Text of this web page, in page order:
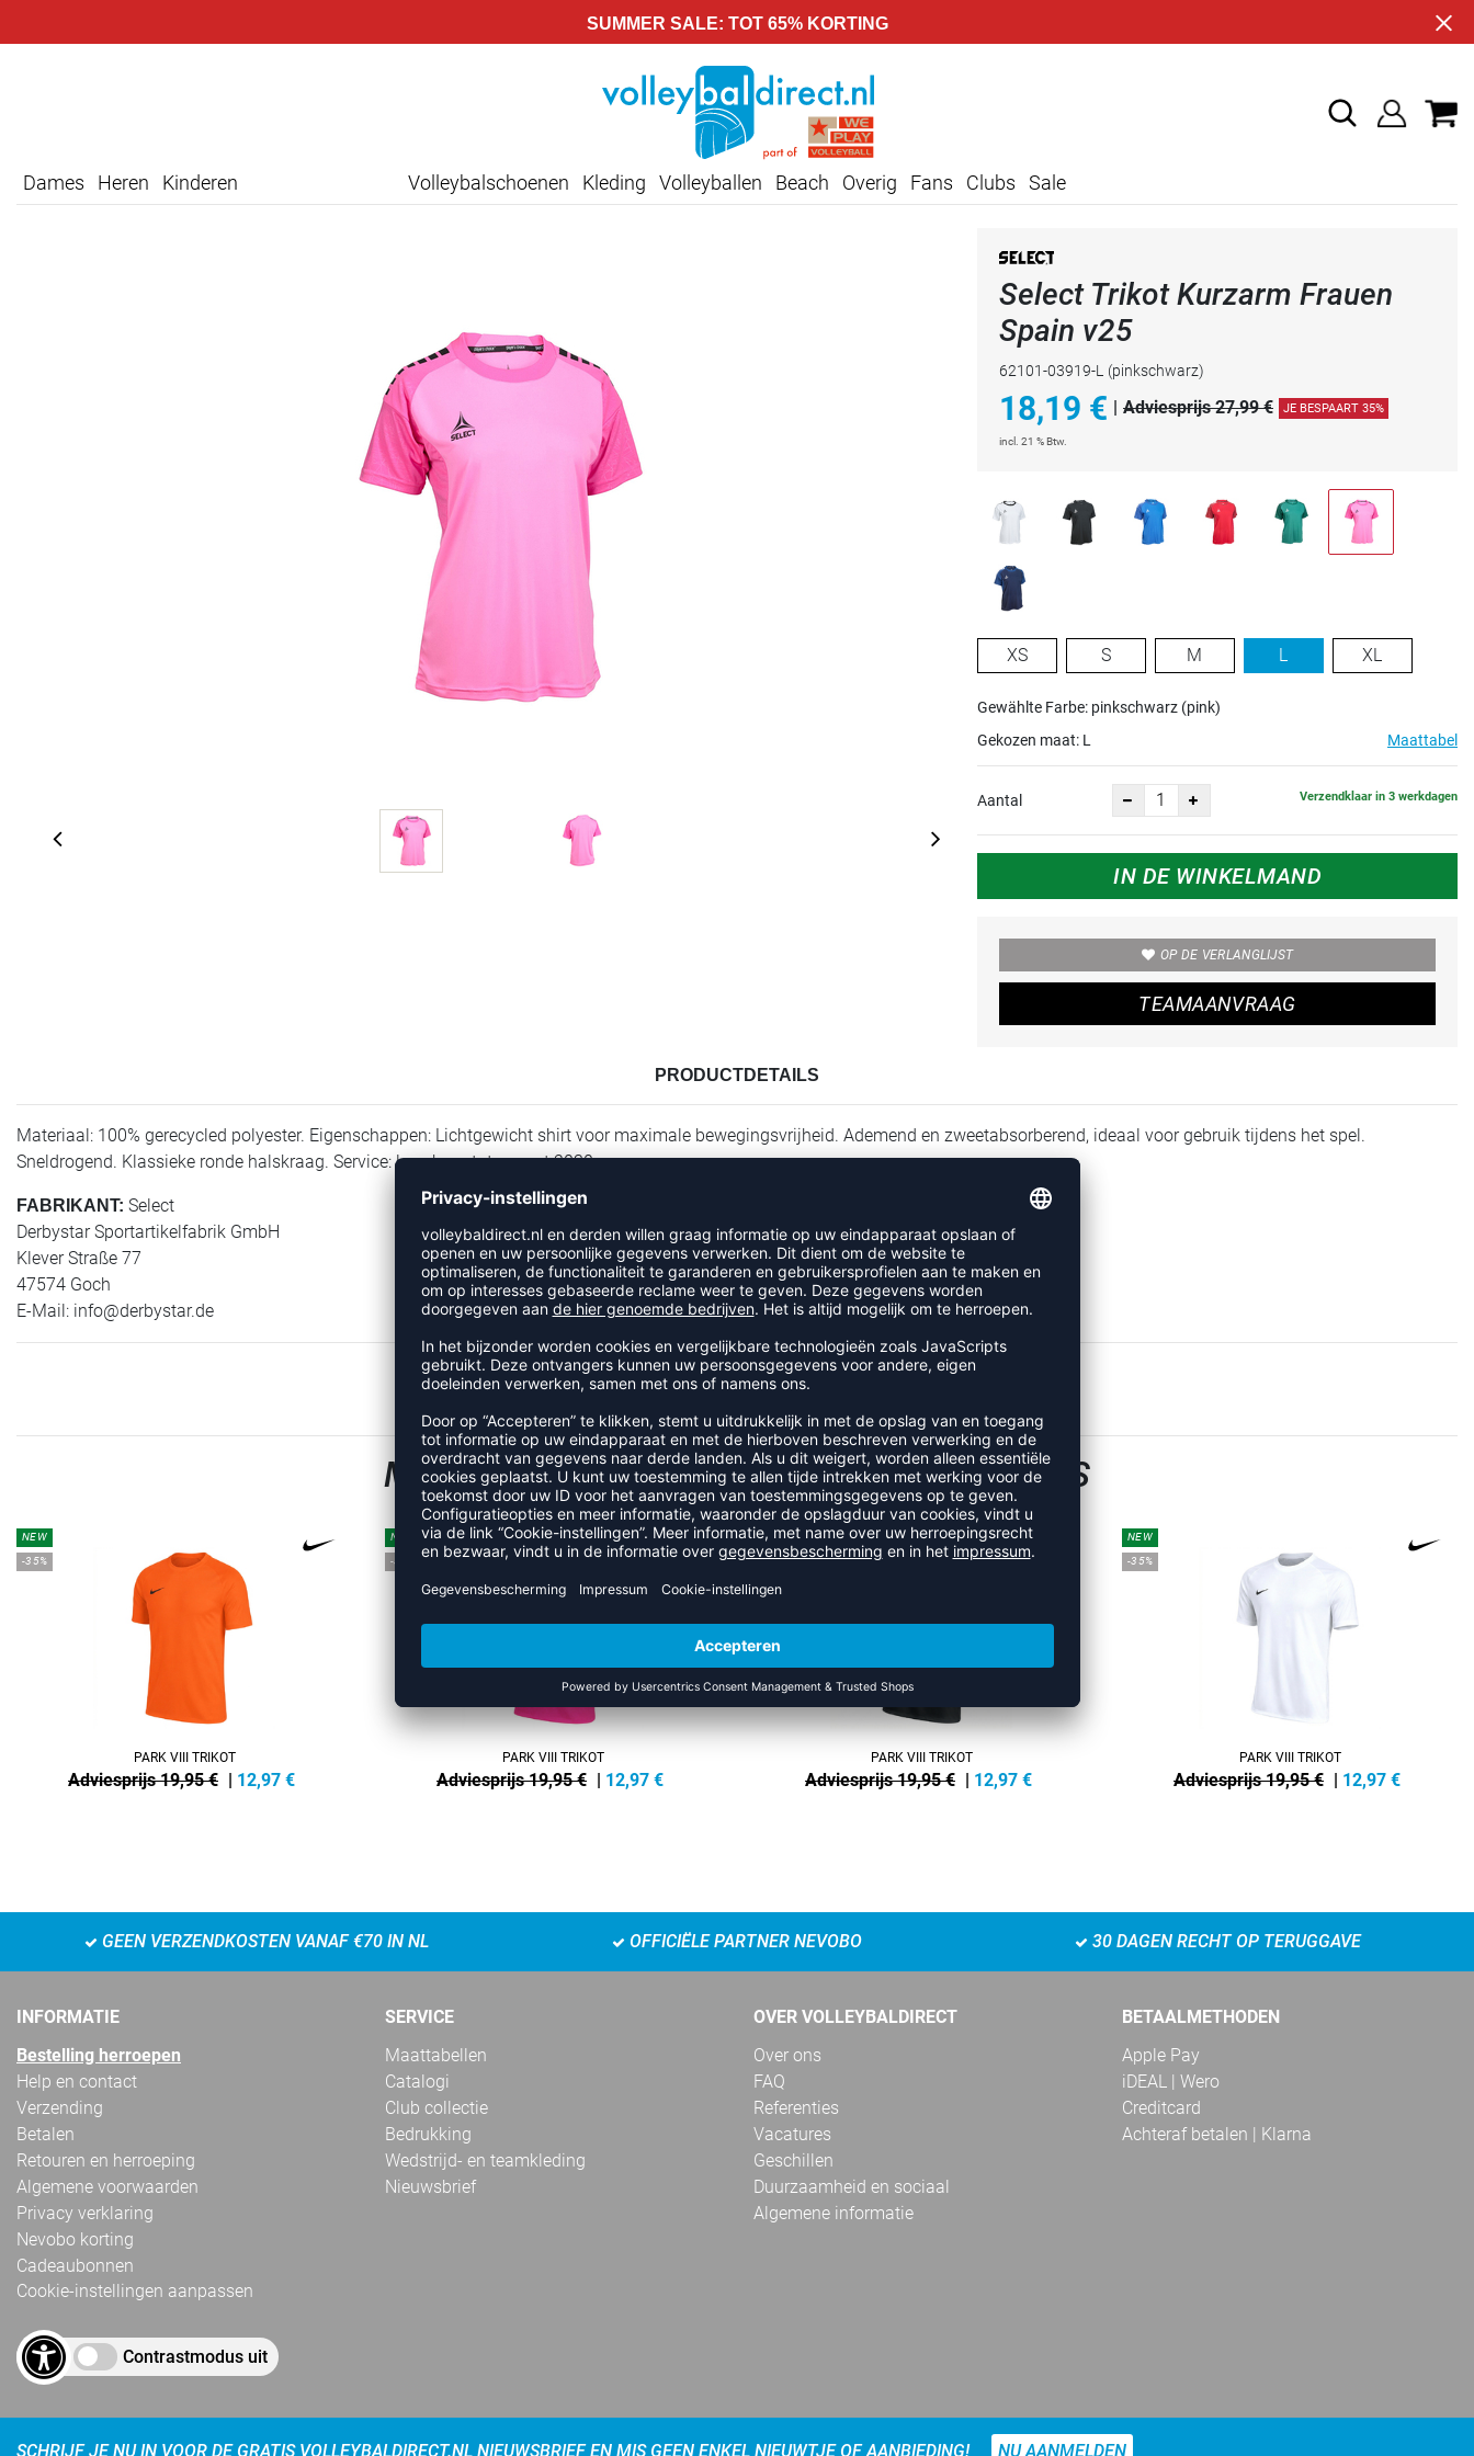
SUMMER SALE: TOT 65% KORTING
Dames Heren Kinderen Volleybalschoenen Kleding Volleyballen Beach Overig Fans Clubs Sale
Select Trikot Kurzarm Frauen
Spain v25
62101-03919-L (pinkschwarz)
18,19 € Adviesprijs 27,99 € JE BESPAART 35%
incl. 21 % Btw.
XS S M L XL
Gewählte Farbe: pinkschwarz (pink)
Gekozen maat: L Maattabel
Aantal Verzendklaar in 3 werkdagen
IN DE WINKELMAND
OP DE VERLANGLIJST
TEAMAANVRAAG
PRODUCTDETAILS
Materiaal: 100% gerecycled polyester. Eigenschappen: Lichtgewicht shirt voor maximale bewegingsvrijheid. Ademend en zweetabsorberend, ideaal voor gebruik tijdens het spel.
Sneldrogend. Klassieke ronde halskraag. Service: leverbaar tot en met 2030.
FABRIKANT: Select
Derbystar Sportartikelfabrik GmbH
Klever Straße 77
47574 Goch
E-Mail: info@derbystar.de
RECENT BEKEKEN
MEER UIT DE CATEGORIE VOLLEYBALSHIRTS
NEW
-35%
PARK VIII TRIKOT
Adviesprijs 19,95 € | 12,97 €
NEW
-35%
PARK VIII TRIKOT
Adviesprijs 19,95 € | 12,97 €
NEW
-35%
PARK VIII TRIKOT
Adviesprijs 19,95 € | 12,97 €
NEW
-35%
PARK VIII TRIKOT
Adviesprijs 19,95 € | 12,97 €
GEEN VERZENDKOSTEN VANAF €70 IN NL OFFICIËLE PARTNER NEVOBO 30 DAGEN RECHT OP TERUGGAVE
INFORMATIE
Bestelling herroepen
Help en contact
Verzending
Betalen
Retouren en herroeping
Algemene voorwaarden
Privacy verklaring
Nevobo korting
Cadeaubonnen
Cookie-instellingen aanpassen
Contrastmodus uit
SERVICE
Maattabellen
Catalogi
Club collectie
Bedrukking
Wedstrijd- en teamkleding
Nieuwsbrief
OVER VOLLEYBALDIRECT
Over ons
FAQ
Referenties
Vacatures
Geschillen
Duurzaamheid en sociaal
Algemene informatie
BETAALMETHODEN
Apple Pay
iDEAL | Wero
Creditcard
Achteraf betalen | Klarna
SCHRIJF JE NU IN VOOR DE GRATIS VOLLEYBALDIRECT.NL NIEUWSBRIEF EN MIS GEEN ENKEL NIEUWTJE OF AANBIEDING! NU AANMELDEN